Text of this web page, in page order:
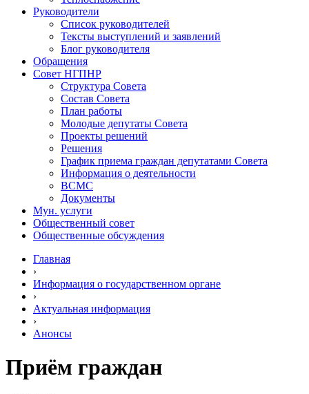
Руководители
Список руководителей
Тексты выступлений и заявлений
Блог руководителя
Обращения
Совет НГПНР
Структура Совета
Состав Совета
План работы
Молодые депутаты Совета
Проекты решений
Решения
График приема граждан депутатами Совета
Информация о деятельности
ВСМС
Документы
Мун. услуги
Общественный совет
Общественные обсуждения
Главная
›
Информация о государственном органе
›
Актуальная информация
›
Анонсы
Приём граждан